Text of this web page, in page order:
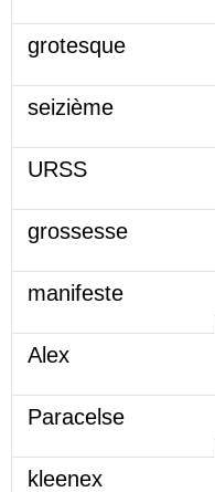
grotesque
seizième
URSS
grossesse
manifeste
Alex
Paracelse
kleenex